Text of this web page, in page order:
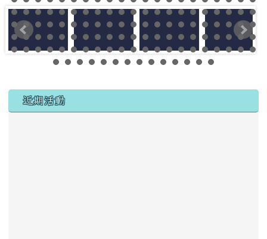
左邊區域內容
近期活動